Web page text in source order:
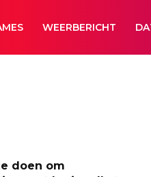
WEERBERICHT
doen om